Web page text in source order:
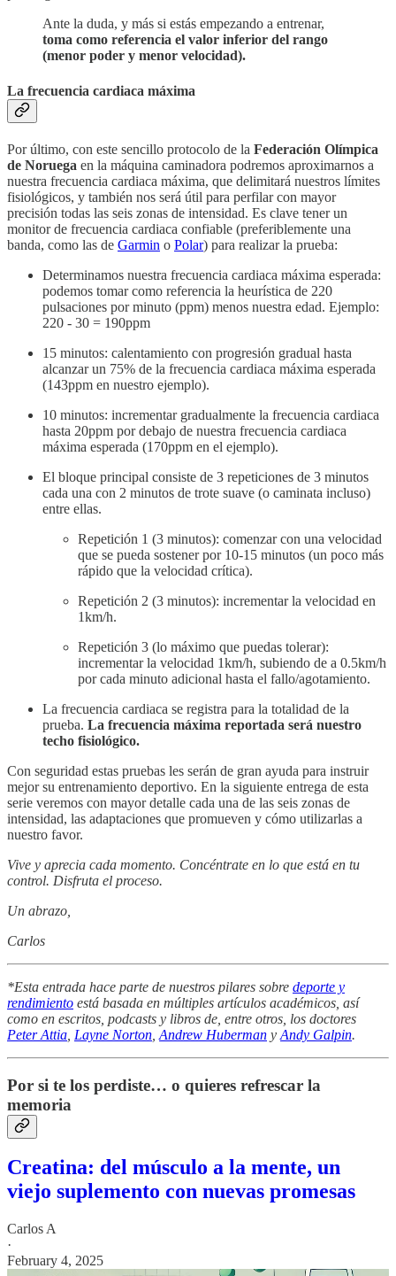
Ante la duda, y más si estás empezando a entrenar,
toma como referencia el valor inferior del rango
(menor poder y menor velocidad).
La frecuencia cardiaca máxima
Por último, con este sencillo protocolo de la Federación Olímpica
de Noruega en la máquina caminadora podremos aproximarnos a
nuestra frecuencia cardiaca máxima, que delimitará nuestros límites
fisiológicos, y también nos será útil para perfilar con mayor
precisión todas las seis zonas de intensidad. Es clave tener un
monitor de frecuencia cardiaca confiable (preferiblemente una
banda, como las de Garmin o Polar) para realizar la prueba:
Determinamos nuestra frecuencia cardiaca máxima esperada:
podemos tomar como referencia la heurística de 220
pulsaciones por minuto (ppm) menos nuestra edad. Ejemplo:
220 - 30 = 190ppm
15 minutos: calentamiento con progresión gradual hasta
alcanzar un 75% de la frecuencia cardiaca máxima esperada
(143ppm en nuestro ejemplo).
10 minutos: incrementar gradualmente la frecuencia cardiaca
hasta 20ppm por debajo de nuestra frecuencia cardiaca
máxima esperada (170ppm en el ejemplo).
El bloque principal consiste de 3 repeticiones de 3 minutos
cada una con 2 minutos de trote suave (o caminata incluso)
entre ellas.
Repetición 1 (3 minutos): comenzar con una velocidad
que se pueda sostener por 10-15 minutos (un poco más
rápido que la velocidad crítica).
Repetición 2 (3 minutos): incrementar la velocidad en
1km/h.
Repetición 3 (lo máximo que puedas tolerar):
incrementar la velocidad 1km/h, subiendo de a 0.5km/h
por cada minuto adicional hasta el fallo/agotamiento.
La frecuencia cardiaca se registra para la totalidad de la
prueba. La frecuencia máxima reportada será nuestro
techo fisiológico.
Con seguridad estas pruebas les serán de gran ayuda para instruir
mejor su entrenamiento deportivo. En la siguiente entrega de esta
serie veremos con mayor detalle cada una de las seis zonas de
intensidad, las adaptaciones que promueven y cómo utilizarlas a
nuestro favor.
Vive y aprecia cada momento. Concéntrate en lo que está en tu
control. Disfruta el proceso.
Un abrazo,
Carlos
*Esta entrada hace parte de nuestros pilares sobre deporte y
rendimiento está basada en múltiples artículos académicos, así
como en escritos, podcasts y libros de, entre otros, los doctores
Peter Attia Layne Norton Andrew Huberman y Andy Galpin.
Por si te los perdiste… o quieres refrescar la
memoria
Creatina: del músculo a la mente, un
viejo suplemento con nuevas promesas
Carlos A
·
February 4, 2025